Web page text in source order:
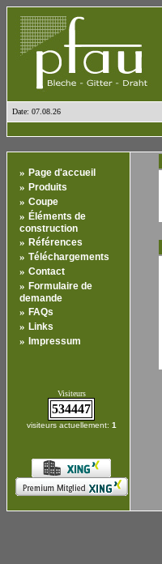
Date: 07.08.26
» Page d'accueil
» Produits
» Coupe
» Éléments de
construction
» Références
» Téléchargements
» Contact
» Formulaire de
demande
» FAQs
» Links
» Impressum
Visiteurs
534447
visiteurs actuellement: 1